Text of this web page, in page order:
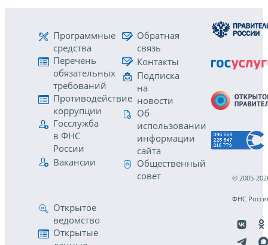
Программные
средства
Перечень
обязательных
требований
Противодействие
коррупции
Госслужба
в ФНС
России
Вакансии
Обратная
связь
Контакты
Подписка
на
новости
Об
использовании
информации
сайта
Общественный
совет
Открытое
ведомство
Открытые
© 2005-
ФНС